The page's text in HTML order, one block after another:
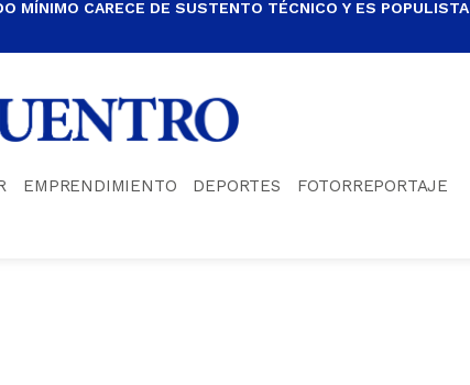
MÍNIMO CARECE DE SUSTENTO TÉCNICO Y ES POPULISTA
EMPRENDIMIENTO DEPORTES FOTORREPORTAJE